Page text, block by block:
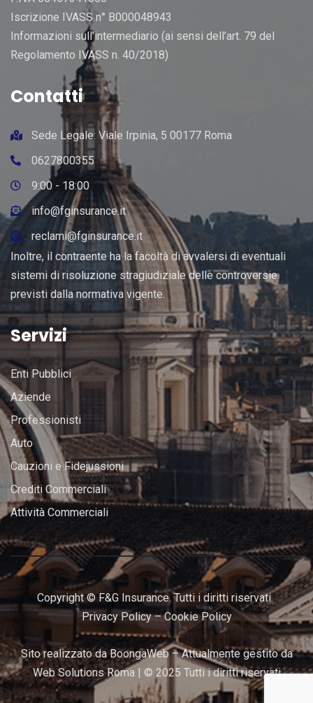
Iscrizione IVASS n° B000048943
Informazioni sull’intermediario (ai sensi dell’art. 79 del
Regolamento IVASS n. 40/2018)
Contatti
Sede Legale: Viale Irpinia, 5 00177 Roma
0627800355
9:00 - 18:00
info@fginsurance.it
reclami@fginsurance.it
Inoltre, il contraente ha la facoltà di avvalersi di eventuali
sistemi di risoluzione stragiudiziale delle controversie
previsti dalla normativa vigente.
Servizi
Enti Pubblici
Aziende
Professionisti
Auto
Cauzioni e Fidejussioni
Crediti Commerciali
Attività Commerciali
Copyright © F&G Insurance. Tutti i diritti riservati.
Privacy Policy–Cookie Policy
Sito realizzato daBoongaWeb– Attualmente gestito da
Web Solutions Roma| © 2025 Tutti i diritti riservati